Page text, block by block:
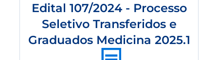
Edital 107/2024 - Processo
Seletivo Transferidos e
Graduados Medicina 2025.1